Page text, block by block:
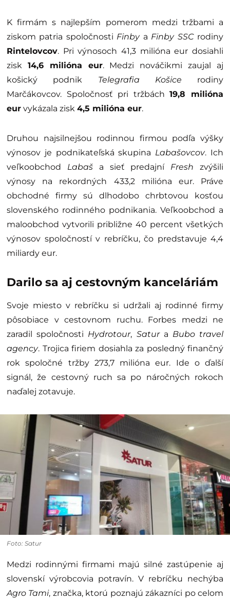
K firmám s najlepším pomerom medzi tržbami a
ziskom patria spoločnosti Finbya Finby SSCrodiny
Rintelovcov. Pri výnosoch 41,3 milióna eur dosiahli
zisk 14,6 milióna eur. Medzi nováčikmi zaujal aj
košický podnik Telegrafia Košice rodiny
Marčákovcov. Spoločnosť pri tržbách19,8 milióna
eur vykázala zisk 4,5 milióna eur.
Druhou najsilnejšou rodinnou firmou podľa výšky
výnosov je podnikateľská skupina Labašovcov. Ich
veľkoobchod Labaša sieť predajní Fresh zvýšili
výnosy na rekordných 433,2 milióna eur. Práve
obchodné firmy sú dlhodobo chrbtovou kosťou
slovenského rodinného podnikania. Veľkoobchod a
maloobchod vytvorili približne 40 percent všetkých
výnosov spoločností v rebríčku, čo predstavuje 4,4
miliardy eur.
Darilo sa aj cestovným kanceláriám
Svoje miesto v rebríčku si udržali aj rodinné firmy
pôsobiace v cestovnom ruchu. Forbes medzi ne
zaradil spoločnosti Hydrotour, Satura Bubo travel
agency. Trojica firiem dosiahla za posledný finančný
rok spoločné tržby 273,7 milióna eur. Ide o ďalší
signál, že cestovný ruch sa po náročných rokoch
naďalej zotavuje.
Foto: Satur
Medzi rodinnými firmami majú silné zastúpenie aj
slovenskí výrobcovia potravín. V rebríčku nechýba
Agro Tami, značka, ktorú poznajú zákazníci po celom